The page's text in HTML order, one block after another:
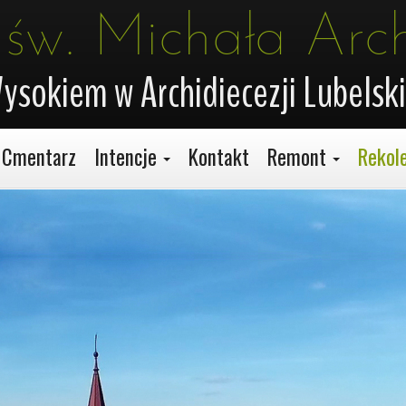
Michała
w Archidiecezji
Cmentarz Intencje Kontakt Remont